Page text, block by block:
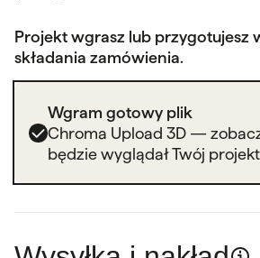
Projekt wgrasz lub przygotujesz
składania zamówienia.
Wgram gotowy plik
Chroma Upload 3D —
będzie wyglądał Twój projekt.